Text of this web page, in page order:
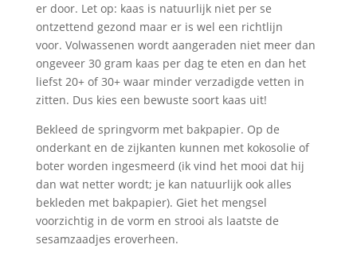
er door. Let op: kaas is natuurlijk niet per se
ontzettend gezond maar er is wel een richtlijn
voor. Volwassenen wordt aangeraden niet meer dan
ongeveer 30 gram kaas per dag te eten en dan het
liefst 20+ of 30+ waar minder verzadigde vetten in
zitten. Dus kies een bewuste soort kaas uit!
Bekleed de springvorm met bakpapier. Op de
onderkant en de zijkanten kunnen met kokosolie of
boter worden ingesmeerd (ik vind het mooi dat hij
dan wat netter wordt; je kan natuurlijk ook alles
bekleden met bakpapier). Giet het mengsel
voorzichtig in de vorm en strooi als laatste de
sesamzaadjes eroverheen.